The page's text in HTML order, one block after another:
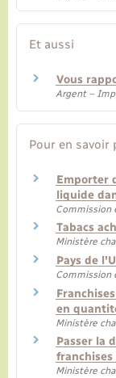
Et aussi
Vous
Argent –
Pour en savoir
Emporter
liquide
Commission
Tabacs
Ministère
Pays de
Commission
en
Ministère
Passer la
franchises
Ministère